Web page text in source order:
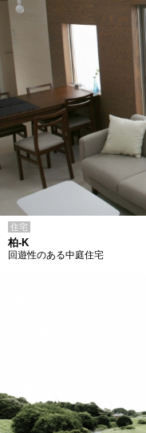
住宅
柏-K
回遊性のある中庭住宅